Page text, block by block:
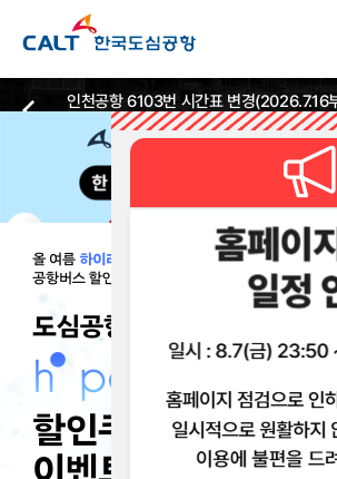
Best Way, Fast
to the Airport
Best Way, Fast
to the Airport
Best Way, Fast
to the Airport
인천공항 6103번 시간표 변경(2026.7.16
2026-07-13
실시간
위치안내
리무진 노선
및 시간표
리무진
예매